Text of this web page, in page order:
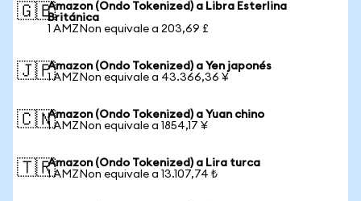
🇬🇧Amazon (Ondo Tokenized) a Libra Esterlina
Británica
1 AMZNon equivale a 203,69 £
🇯🇵Amazon (Ondo Tokenized) a Yen japonés
1 AMZNon equivale a 43.366,36 ¥
🇨🇳Amazon (Ondo Tokenized) a Yuan chino
1 AMZNon equivale a 1854,17 ¥
🇹🇷Amazon (Ondo Tokenized) a Lira turca
1 AMZNon equivale a 13.107,74 ₺